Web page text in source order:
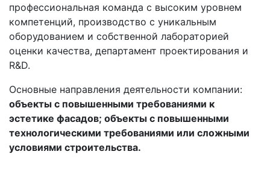
профессиональная команда с высоким уровнем
компетенций, производство с уникальным
оборудованием и собственной лабораторией
оценки качества, департамент проектирования и
R&D.
Основные направления деятельности компании:
объекты с повышенными требованиями к
эстетике фасадов; объекты с повышенными
технологическими требованиями или сложными
условиями строительства.